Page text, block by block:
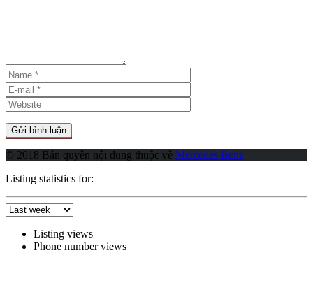
© 2018 Bản quyền nội dung thuộc về Mercedes Benz
Listing statistics for:
Listing views
Phone number views